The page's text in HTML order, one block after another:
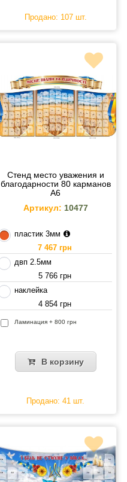
Продано: 107 шт.
Стенд место уважения и
благодарности 80 карманов
А6
Артикул: 10477
пластик 3мм
7 467 грн
двп 2.5мм
5 766 грн
наклейка
4 854 грн
Ламинация + 800 грн
В корзину
Продано: 41 шт.